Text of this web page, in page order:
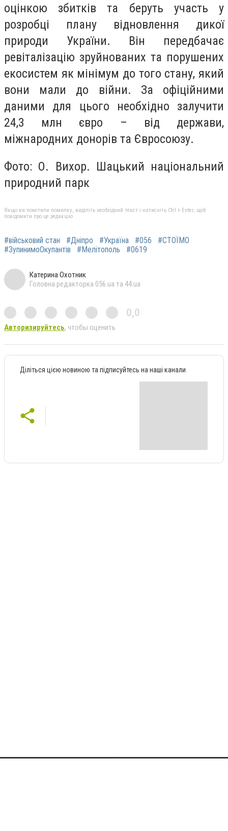
оцінкою збитків та беруть участь у
розробці плану відновлення дикої
природи України. Він передбачає
ревіталізацію зруйнованих та порушених
екосистем як мінімум до того стану, який
вони мали до війни. За офіційними
даними для цього необхідно залучити
24,3 млн євро – від держави,
міжнародних донорів та Євросоюзу.
Фото: О. Вихор. Шацький національний
природний парк
Якщо ви помітили помилку, виділіть необхідний текст і натисніть Ctrl + Enter, щоб
повідомити про це редакцію
#військовий стан #Дніпро #Україна #056
#СТОЇМО
#ЗупинимоОкупантів
#Мелітополь #0619
Катерина Охотник
Головна редакторка 056.ua та 44.ua
0,0
Авторизируйтесь, чтобы оценить
Діліться цією новиною та підписуйтесь на наші канали